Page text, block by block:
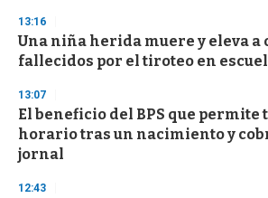
s
e
c
o
d
s
13:16
Una niña herida muere y eleva a
fallecidos por el tiroteo en
13:07
El beneficio del BPS que
horario tras un nacimiento y
jornal
12:43